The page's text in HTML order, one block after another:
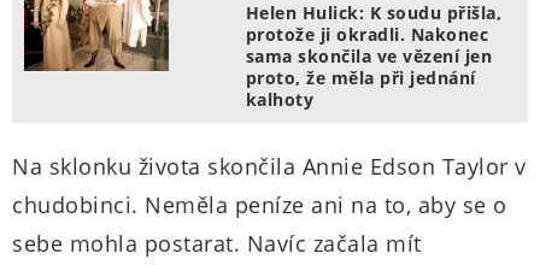
Helen Hulick: K soudu přišla,
protože ji okradli. Nakonec
sama skončila ve vězení jen
proto, že měla při jednání
kalhoty
Na sklonku života skončila Annie Edson Taylor v
chudobinci. Neměla peníze ani na to, aby se o
sebe mohla postarat. Navíc začala mít